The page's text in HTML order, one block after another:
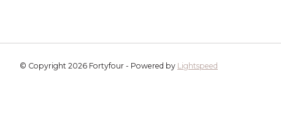
© Copyright 2026 Fortyfour - Powered by Lightspeed